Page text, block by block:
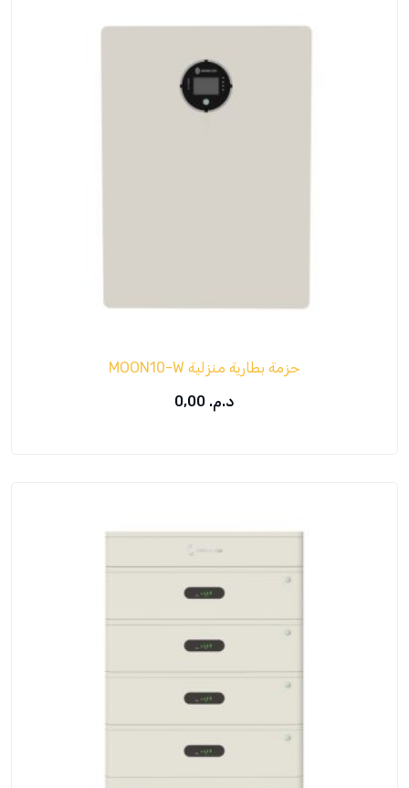
حزمة بطارية منزلية MOON10-W
د.م.